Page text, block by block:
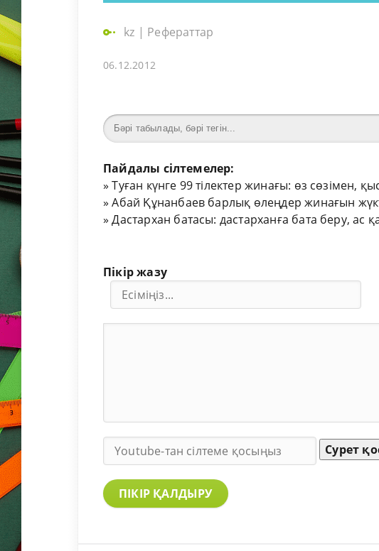
kz | Рефераттар
06.12.2012
Пайдалы сілтемелер:
»Туған күнге 99 тілектер жинағы: өз сөзімен,
»Абай Құнанбаев барлық өлеңдер жинағын
»Дастархан батасы: дастарханға бата беру, ас
Пікір жазу
Сурет
ПІКІР ҚАЛДЫРУ